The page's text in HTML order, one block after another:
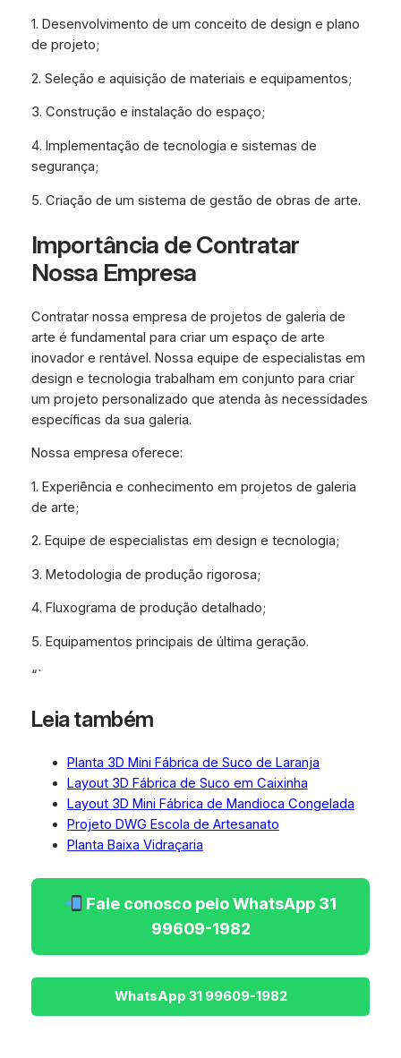
1. Desenvolvimento de um conceito de design e plano
de projeto;
2. Seleção e aquisição de materiais e equipamentos;
3. Construção e instalação do espaço;
4. Implementação de tecnologia e sistemas de
segurança;
5. Criação de um sistema de gestão de obras de arte.
Importância de Contratar
Nossa Empresa
Contratar nossa empresa de projetos de galeria de
arte é fundamental para criar um espaço de arte
inovador e rentável. Nossa equipe de especialistas em
design e tecnologia trabalham em conjunto para criar
um projeto personalizado que atenda às necessidades
específicas da sua galeria.
Nossa empresa oferece:
1. Experiência e conhecimento em projetos de galeria
de arte;
2. Equipe de especialistas em design e tecnologia;
3. Metodologia de produção rigorosa;
4. Fluxograma de produção detalhado;
5. Equipamentos principais de última geração.
“`
Leia também
Planta 3D Mini Fábrica de Suco de Laranja
Layout 3D Fábrica de Suco em Caixinha
Layout 3D Mini Fábrica de Mandioca Congelada
Projeto DWG Escola de Artesanato
Planta Baixa Vidraçaria
Fale conosco pelo WhatsApp 31
99609-1982